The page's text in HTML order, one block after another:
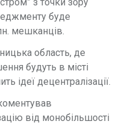
буде
мешканців.
область, де
будуть в місті
ідеї децентралізації.
від монобільшості